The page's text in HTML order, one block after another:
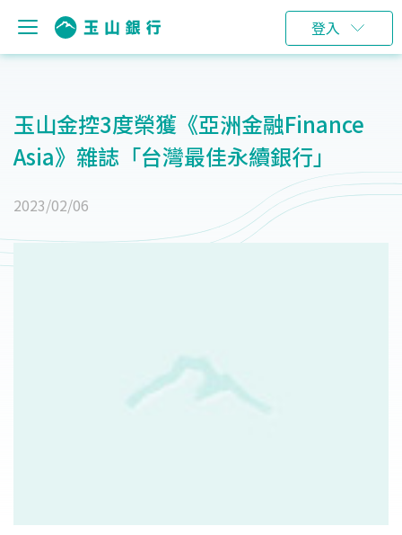
登入
玉山金控3度榮獲《亞洲金融Finance
Asia》雜誌「台灣最佳永續銀行」
2023/02/06